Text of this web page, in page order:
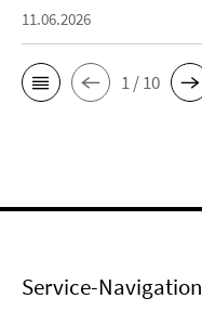
11.06.2026
1 / 10
Service-Navigation